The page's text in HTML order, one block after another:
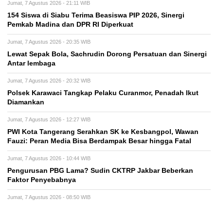
Jumat, 7 Agustus 2026 - 21:11 WIB
154 Siswa di Siabu Terima Beasiswa PIP 2026, Sinergi
Pemkab Madina dan DPR RI Diperkuat
Jumat, 7 Agustus 2026 - 20:35 WIB
Lewat Sepak Bola, Sachrudin Dorong Persatuan dan Sinergi
Antar lembaga
Jumat, 7 Agustus 2026 - 20:32 WIB
Polsek Karawaci Tangkap Pelaku Curanmor, Penadah Ikut
Diamankan
Jumat, 7 Agustus 2026 - 12:27 WIB
PWI Kota Tangerang Serahkan SK ke Kesbangpol, Wawan
Fauzi: Peran Media Bisa Berdampak Besar hingga Fatal
Jumat, 7 Agustus 2026 - 10:44 WIB
Pengurusan PBG Lama? Sudin CKTRP Jakbar Beberkan
Faktor Penyebabnya
Jumat, 7 Agustus 2026 - 08:50 WIB